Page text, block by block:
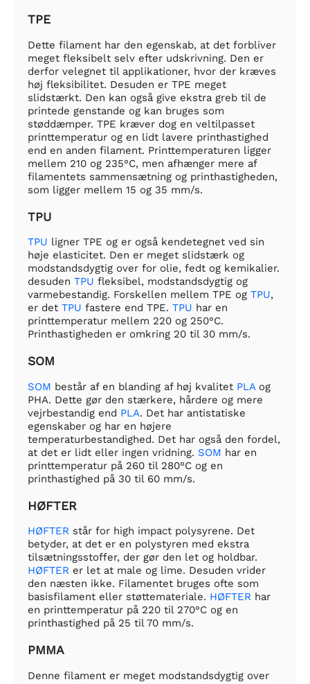
TPE
Dette filament har den egenskab, at det forbliver
meget fleksibelt selv efter udskrivning. Den er
derfor velegnet til applikationer, hvor der kræves
høj fleksibilitet. Desuden er TPE meget
slidstærkt. Den kan også give ekstra greb til de
printede genstande og kan bruges som
støddæmper. TPE kræver dog en veltilpasset
printtemperatur og en lidt lavere printhastighed
end en anden filament. Printtemperaturen ligger
mellem 210 og 235°C, men afhænger mere af
filamentets sammensætning og printhastigheden,
som ligger mellem 15 og 35 mm/s.
TPU
TPU ligner TPE og er også kendetegnet ved sin
høje elasticitet. Den er meget slidstærk og
modstandsdygtig over for olie, fedt og kemikalier.
desuden TPU fleksibel, modstandsdygtig og
varmebestandig. Forskellen mellem TPE og TPU,
er det TPU fastere end TPE. TPU har en
printtemperatur mellem 220 og 250°C.
Printhastigheden er omkring 20 til 30 mm/s.
SOM
SOM består af en blanding af høj kvalitet PLAog
PHA. Dette gør den stærkere, hårdere og mere
vejrbestandig end PLA. Det har antistatiske
egenskaber og har en højere
temperaturbestandighed. Det har også den fordel,
at det er lidt eller ingen vridning. SOM har en
printtemperatur på 260 til 280°C og en
printhastighed på 30 til 60 mm/s.
HØFTER
HØFTER står for high impact polysyrene. Det
betyder, at det er en polystyren med ekstra
tilsætningsstoffer, der gør den let og holdbar.
HØFTER er let at male og lime. Desuden vrider
den næsten ikke. Filamentet bruges ofte som
basisfilament eller støttemateriale. HØFTER har
en printtemperatur på 220 til 270°C og en
printhastighed på 25 til 70 mm/s.
PMMA
Denne filament er meget modstandsdygtig over